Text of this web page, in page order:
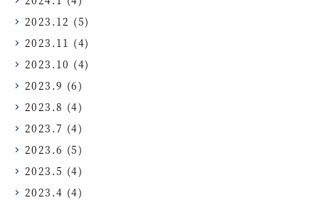
2023.12 (5)
2023.11 (4)
2023.10 (4)
2023.9 (6)
2023.8 (4)
2023.7 (4)
2023.6 (5)
2023.5 (4)
2023.4 (4)